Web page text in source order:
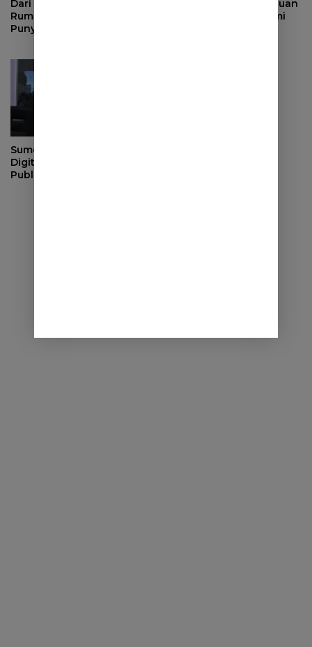
Dari Jualan Keliling ke tiap
Rumah, Kini Kingcom ACC
Punya Outlet 3 Lantai
Sumedang Siap Jadi Tuan
Rumah Forum Ekonomi
Sumedang Dorong
Digitalisasi Layanan
Publik, Bupati Paparkan